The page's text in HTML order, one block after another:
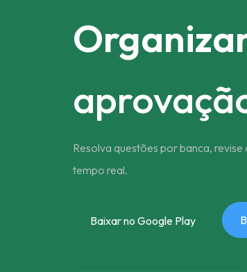
Resolva questões por banca,
tempo real.
Baixar no Google Play